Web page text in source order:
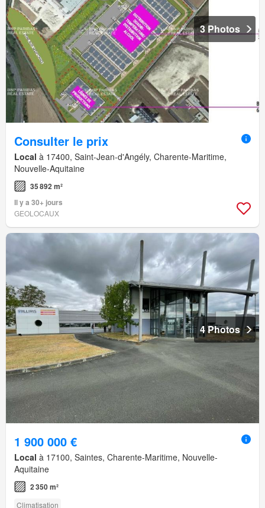
3 Photos
Consulter le prix
Local à 17400, Saint-Jean-d'Angély, Charente-Maritime,
Nouvelle-Aquitaine
35 892 m²
Il y a 30+ jours
GEOLOCAUX
4 Photos
1 900 000 €
Local à 17100, Saintes, Charente-Maritime, Nouvelle-
Aquitaine
2 350 m²
Climatisation